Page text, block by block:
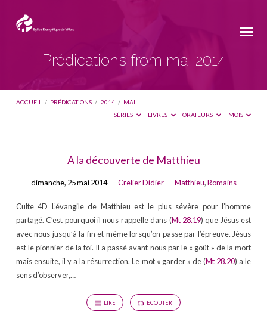
Prédications from mai 2014
ACCUEIL / PRÉDICATIONS / 2014 / MAI
SÉRIES
LIVRES ORATEURS MOIS
Prédications
from
2014
A la découverte de Matthieu
dimanche, 25 mai 2014 Crelier Didier Matthieu,Romains
Culte 4D L’évangile de Matthieu est le plus sévère pour l’homme
partagé. C’est pourquoi il nous rappelle dans (Mt 28.19) que Jésus est
avec nous jusqu’à la fin et même lorsqu’on passe par l’épreuve. Jésus
est le pionnier de la foi. Il a passé avant nous par le « goût » de la mort
mais ensuite, il y a la résurrection. Le mot « garder » de (Mt 28.20) a le
sens d’observer,…
LIRE ECOUTER